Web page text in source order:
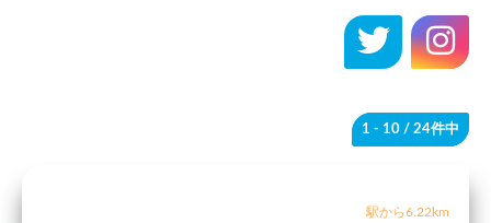
1 - 10 / 24件中
駅から6.22km